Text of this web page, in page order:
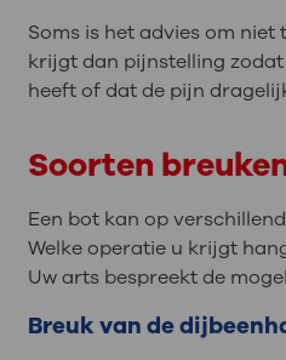
Soms is het advies om
krijgt dan pijnstelling
heeft of dat de pijn
Soorten
Een bot kan op
Welke operatie u krijgt
Uw arts bespreekt de
Breuk van de